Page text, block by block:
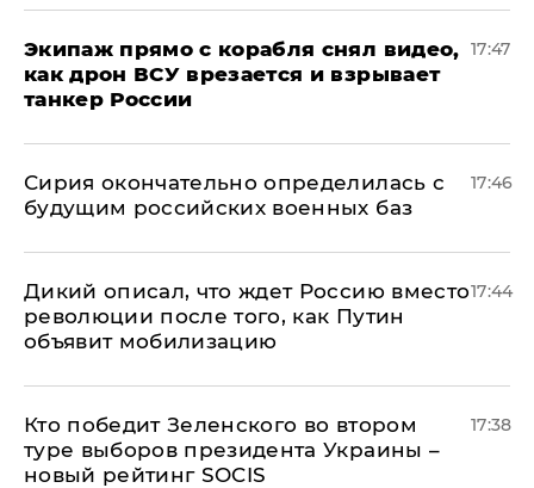
Экипаж прямо с корабля снял видео,
как дрон ВСУ врезается и взрывает
танкер России
17:47
Сирия окончательно определилась с
будущим российских военных баз
17:46
Дикий описал, что ждет Россию вместо
революции после того, как Путин
объявит мобилизацию
17:44
Кто победит Зеленского во втором
туре выборов президента Украины –
новый рейтинг SOCIS
17:38